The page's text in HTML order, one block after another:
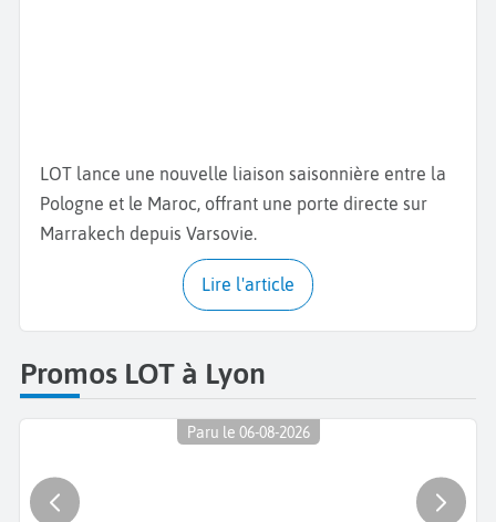
LOT lance une nouvelle liaison saisonnière entre la
Pologne et le Maroc, offrant une porte directe sur
Marrakech depuis Varsovie.
Lire l'article
Promos LOT à Lyon
Paru le 06-08-2026